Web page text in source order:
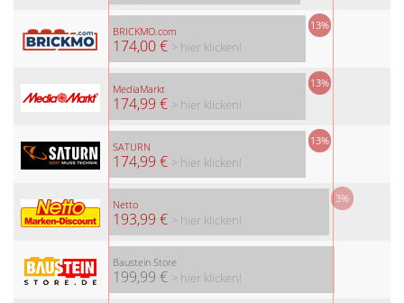
BRICKMO.com
174,00 €
13%
> hier klicken!
MediaMarkt
174,99 €
13%
> hier klicken!
SATURN
174,99 €
13%
> hier klicken!
Netto
193,99 €
3%
> hier klicken!
Baustein Store
199,99 € > hier klicken!